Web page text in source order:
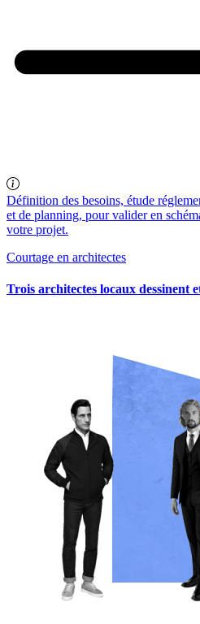
Définition des besoins, étude
et de planning, pour valider en
votre projet.
Courtage en architectes
Trois architectes locaux dessinent